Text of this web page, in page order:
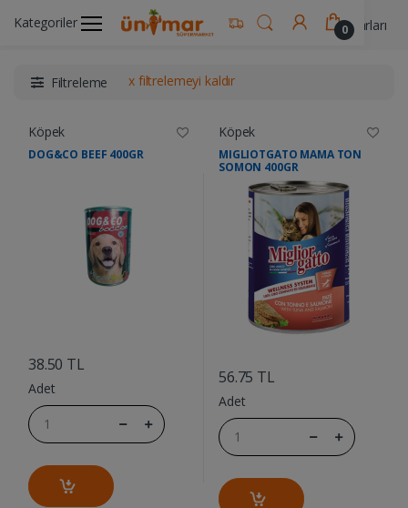
Kategoriler 0
Ünimar Anasayfa Pet Shop- Hayvan Yem & Aksesuarları
Filtreleme x filtrelemeyi kaldır
Köpek
DOG&CO BEEF 400GR
38.50 TL
Adet
Köpek
MIGLIOTGATO MAMA TON
SOMON 400GR
56.75 TL
Adet